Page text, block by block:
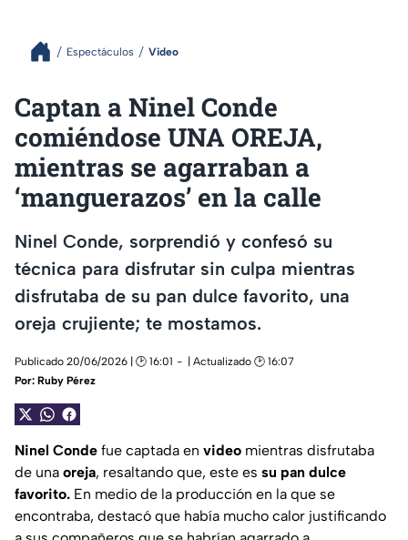
Espectáculos Video
Captan a Ninel Conde
comiéndose UNA OREJA,
mientras se agarraban a
‘manguerazos’ en la calle
Ninel Conde, sorprendió y confesó su
técnica para disfrutar sin culpa mientras
disfrutaba de su pan dulce favorito, una
oreja crujiente; te mostamos.
Publicado 20/06/2026 | 🕑 16:01
| Actualizado 🕑 16:07
Por: Ruby Pérez
Ninel Conde fue captada en video mientras disfrutaba
de una oreja, resaltando que, este es su pan dulce
favorito. En medio de la producción en la que se
encontraba, destacó que había mucho calor justificando